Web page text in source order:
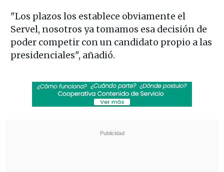
"Los plazos los establece obviamente el
Servel, nosotros ya tomamos esa decisión de
poder competir con un candidato propio a las
presidenciales", añadió.